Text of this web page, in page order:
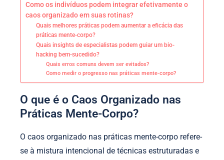
Como os indivíduos podem integrar efetivamente o
caos organizado em suas rotinas?
Quais melhores práticas podem aumentar a eficácia das
práticas mente-corpo?
Quais insights de especialistas podem guiar um bio-
hacking bem-sucedido?
Quais erros comuns devem ser evitados?
Como medir o progresso nas práticas mente-corpo?
O que é o Caos Organizado nas
Práticas Mente-Corpo?
O caos organizado nas práticas mente-corpo refere-
se à mistura intencional de técnicas estruturadas e